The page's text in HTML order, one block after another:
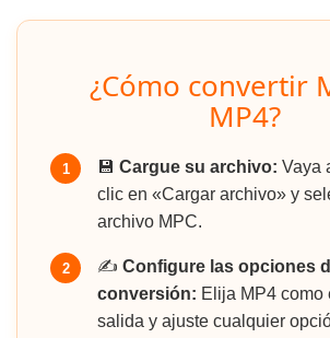
¿Cómo convertir
MP4?
1 💾 Cargue su archivo: Vaya
clic en «Cargar archivo» y
archivo MPC.
2 ✍️ Configure las opciones
conversión: Elija MP4 como
salida y ajuste cualquier